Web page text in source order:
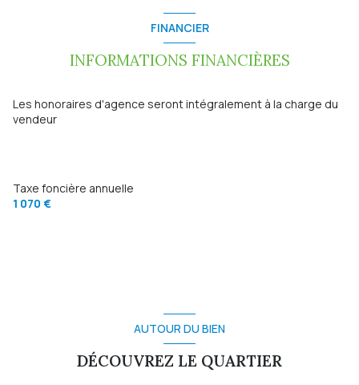
Chauffage individuel : cheminée (bois)
1 garage(s)
FINANCIER
INFORMATIONS FINANCIÈRES
Les honoraires d'agence seront intégralement à la charge du
vendeur
Taxe foncière annuelle
1 070 €
AUTOUR DU BIEN
DÉCOUVREZ LE QUARTIER